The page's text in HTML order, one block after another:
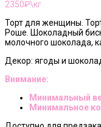
2350₽\кг
Торт для женщины.
Роше. Шоколадный
молочного шоколада,
Декор: ягоды и
Внимание:
Минимальный
Минимальное